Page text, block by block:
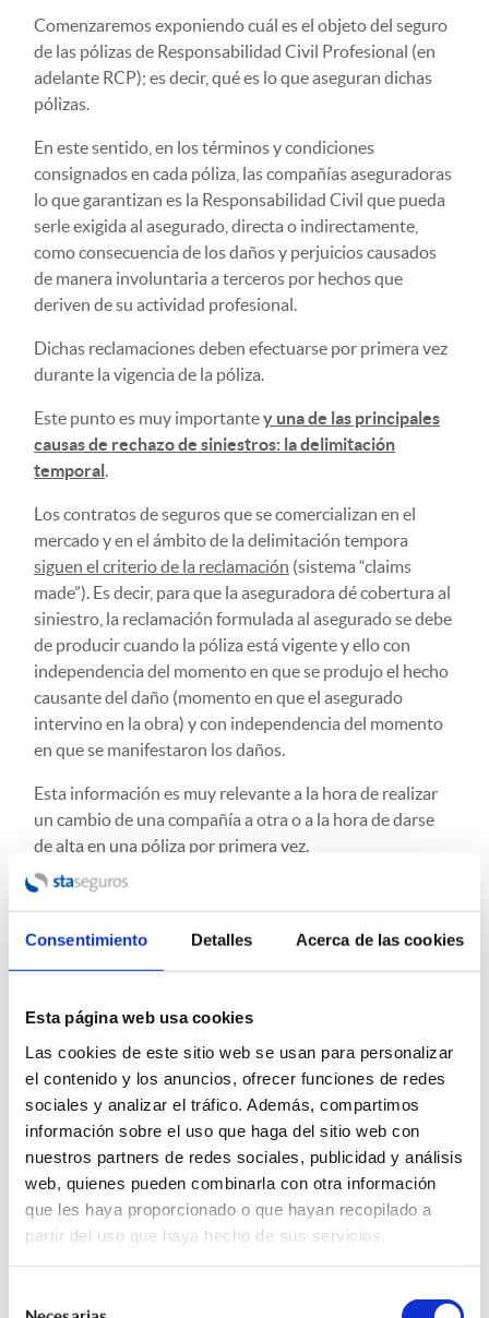
Consentimiento Detalles Acerca de las cookies
Esta página web usa cookies
Las cookies de este sitio web se usan para personalizar
el contenido y los anuncios, ofrecer funciones de redes
sociales y analizar el tráfico. Además, compartimos
información sobre el uso que haga del sitio web con
nuestros partners de redes sociales, publicidad y análisis
web, quienes pueden combinarla con otra información
que les haya proporcionado o que hayan recopilado a
partir del uso que haya hecho de sus servicios.
Comenzaremos exponiendo cuál es el objeto del seguro
de las pólizas de Responsabilidad Civil Profesional (en
adelante RCP); es decir, qué es lo que aseguran dichas
pólizas.
En este sentido, en los términos y condiciones
consignados en cada póliza, las compañías aseguradoras
lo que garantizan es la Responsabilidad Civil que pueda
serle exigida al asegurado, directa o indirectamente,
como consecuencia de los daños y perjuicios causados
de manera involuntaria a terceros por hechos que
deriven de su actividad profesional.
Dichas reclamaciones deben efectuarse por primera vez
durante la vigencia de la póliza.
Este punto es muy importantey una de las principales
causas de rechazo de siniestros: la delimitación
temporal
Los contratos de seguros que se comercializan en el
mercado y en el ámbito de la delimitación tempora
siguen el criterio de la reclamación (sistema “claims
made”). Es decir, para que la aseguradora dé cobertura al
siniestro, la reclamación formulada al asegurado se debe
de producir cuando la póliza está vigente y ello con
independencia del momento en que se produjo el hecho
causante del daño (momento en que el asegurado
intervino en la obra) y con independencia del momento
en que se manifestaron los daños.
Esta información es muy relevante a la hora de realizar
un cambio de una compañía a otra o a la hora de darse
de alta en una póliza por primera vez.
Si existen dudas al respecto, el mediador de seguros es la
figura idónea para acudir a resolver las mismas,contacta
con nosotros.
19/09/2024
ETIQUETAS:
Compartir esta entrada: